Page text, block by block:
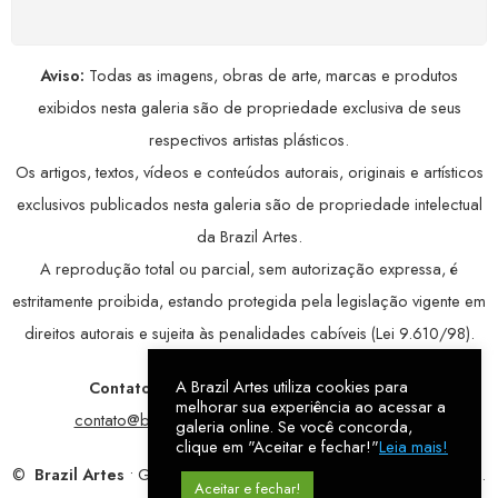
Aviso: Todas as imagens, obras de arte, marcas e produtos
exibidos nesta galeria são de propriedade exclusiva de seus
respectivos artistas plásticos.
Os artigos, textos, vídeos e conteúdos autorais, originais e artísticos
exclusivos publicados nesta galeria são de propriedade intelectual
da Brazil Artes.
A reprodução total ou parcial, sem autorização expressa, é
estritamente proibida, estando protegida pela legislação vigente em
direitos autorais e sujeita às penalidades cabíveis (Lei 9.610/98).
Contatos: WhatsApp:79 9998-1221/ E-mail:
contato@brazilartes.com/ Instagram:@brazilartes
© Brazil Artes • Galeria Online.9 anosde história (2017 – 2026).
A Brazil Artes utiliza cookies para
melhorar sua experiência ao acessar a
galeria online. Se você concorda,
clique em "Aceitar e fechar!"Leia mais!
Aceitar e fechar!